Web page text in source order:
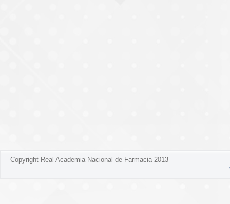
Copyright Real Academia Nacional de Farmacia 2013